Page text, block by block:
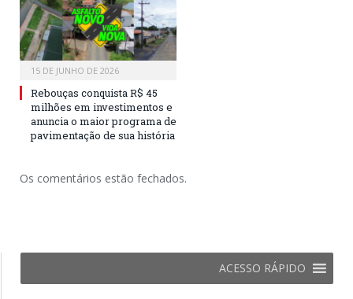
15 DE JUNHO DE 2026
Rebouças conquista R$ 45
milhões em investimentos e
anuncia o maior programa de
pavimentação de sua história
Os comentários estão fechados.
ACESSO RÁPIDO